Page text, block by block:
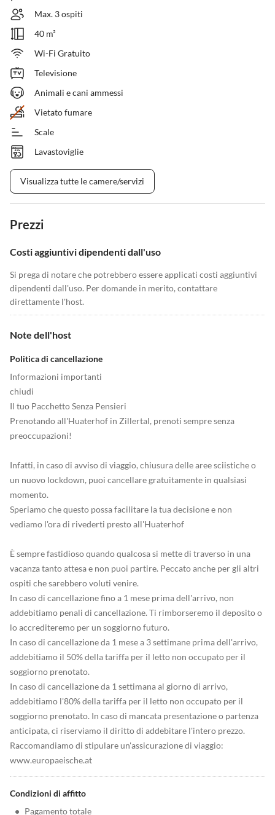
Max. 3 ospiti
40 m²
Wi-Fi Gratuito
Televisione
Animali e cani ammessi
Vietato fumare
Scale
Lavastoviglie
Visualizza tutte le camere/servizi
Prezzi
Costi aggiuntivi dipendenti dall'uso
Si prega di notare che potrebbero essere applicati costi aggiuntivi
dipendenti dall'uso. Per domande in merito, contattare
direttamente l'host.
Note dell'host
Politica di cancellazione
Informazioni importanti
chiudi
Il tuo Pacchetto Senza Pensieri
Prenotando all'Huaterhof in Zillertal, prenoti sempre senza
preoccupazioni!
Infatti, in caso di avviso di viaggio, chiusura delle aree sciistiche o
un nuovo lockdown, puoi cancellare gratuitamente in qualsiasi
momento.
Speriamo che questo possa facilitare la tua decisione e non
vediamo l'ora di rivederti presto all'Huaterhof
È sempre fastidioso quando qualcosa si mette di traverso in una
vacanza tanto attesa e non puoi partire. Peccato anche per gli altri
ospiti che sarebbero voluti venire.
In caso di cancellazione fino a 1 mese prima dell'arrivo, non
addebitiamo penali di cancellazione. Ti rimborseremo il deposito o
lo accrediteremo per un soggiorno futuro.
In caso di cancellazione da 1 mese a 3 settimane prima dell'arrivo,
addebitiamo il 50% della tariffa per il letto non occupato per il
soggiorno prenotato.
In caso di cancellazione da 1 settimana al giorno di arrivo,
addebitiamo l'80% della tariffa per il letto non occupato per il
soggiorno prenotato. In caso di mancata presentazione o partenza
anticipata, ci riserviamo il diritto di addebitare l'intero prezzo.
Raccomandiamo di stipulare un'assicurazione di viaggio:
www.europaeische.at
Condizioni di affitto
• Pagamento totale